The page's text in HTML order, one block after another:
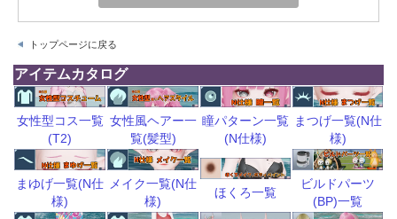
トップページに戻る
アイテムカタログ
女性型コス一覧
(T2)
女性風ヘアー一
覧(髪型)
瞳パターン一覧
(N仕様)
まつげ一覧(N仕
様)
まゆげ一覧(N仕
様)
メイク一覧(N仕
様)
ほくろ一覧
ビルドパーツ
(BP)一覧